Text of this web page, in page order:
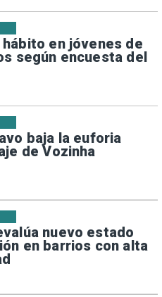
en jóvenes de
según encuesta del
baja la euforia
de Vozinha
nuevo estado
en barrios con alta